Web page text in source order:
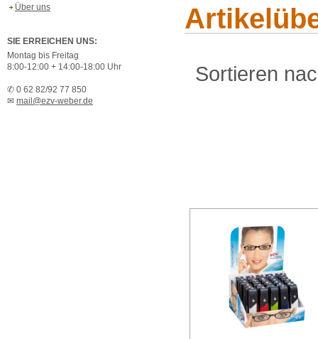
Über uns
SIE ERREICHEN UNS:
Montag bis Freitag
8:00-12:00 + 14:00-18:00 Uhr
✆ 0 62 82/92 77 850
✉ mail@ezv-weber.de
Sortieren